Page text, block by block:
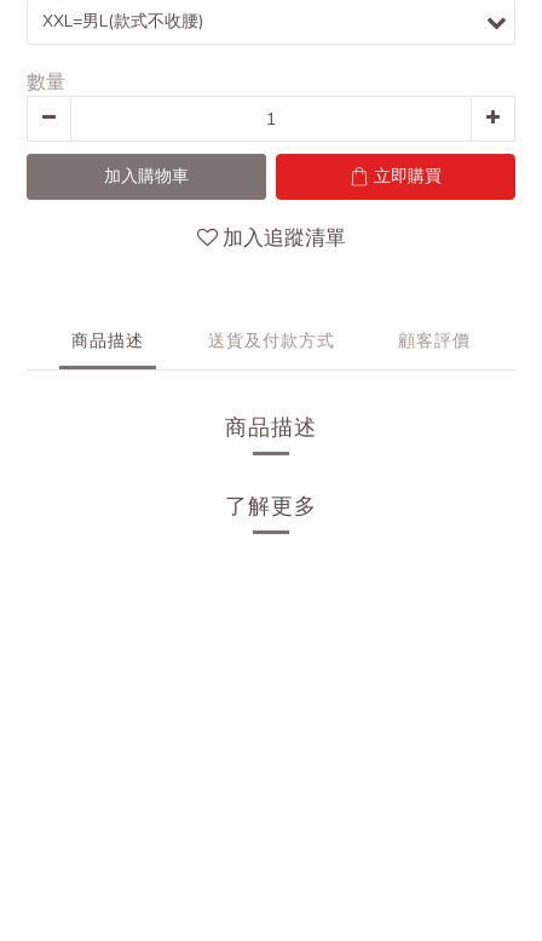
數量
加入購物車 立即購買
加入追蹤清單
商品描述 送貨及付款方式 顧客評價
商品描述
了解更多